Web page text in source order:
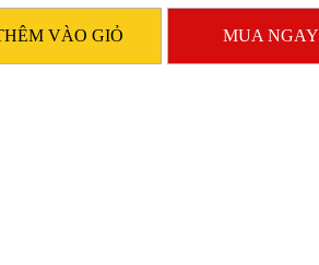
VÀO GIỎ MUA NGAY